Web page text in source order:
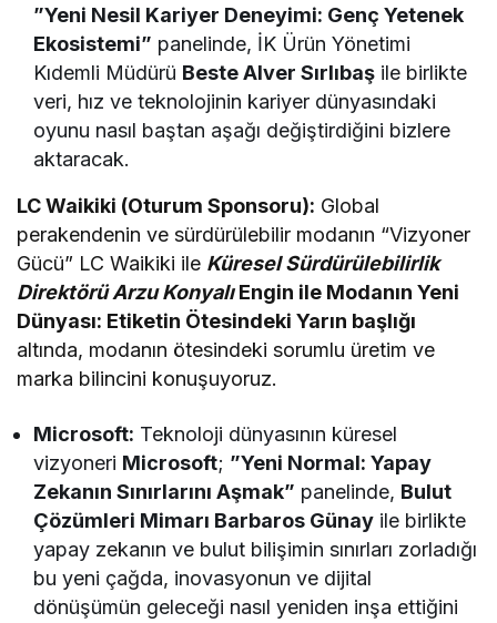
”Yeni Nesil Kariyer Deneyimi: Genç Yetenek
Ekosistemi” panelinde, İK Ürün Yönetimi
Kıdemli Müdürü Beste Alver Sırlıbaş ile birlikte
veri, hız ve teknolojinin kariyer dünyasındaki
oyunu nasıl baştan aşağı değiştirdiğini bizlere
aktaracak.
LC Waikiki (Oturum Sponsoru): Global
perakendenin ve sürdürülebilir modanın “Vizyoner
Gücü” LC Waikiki ile Küresel Sürdürülebilirlik
Direktörü Arzu KonyalıEngin ile Modanın Yeni
Dünyası: Etiketin Ötesindeki Yarın başlığı
altında, modanın ötesindeki sorumlu üretim ve
marka bilincini konuşuyoruz.
Microsoft: Teknoloji dünyasının küresel
vizyoneri Microsoft; ”Yeni Normal: Yapay
Zekanın Sınırlarını Aşmak” panelinde, Bulut
Çözümleri Mimarı Barbaros Günay ile birlikte
yapay zekanın ve bulut bilişimin sınırları zorladığı
bu yeni çağda, inovasyonun ve dijital
dönüşümün geleceği nasıl yeniden inşa ettiğini